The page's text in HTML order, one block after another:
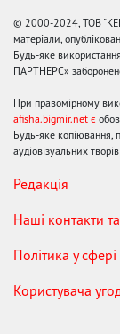
© 2000-2024, ТОВ
матеріали,
Будь-яке
ПАРТНЕРС»
При правомірному
afisha.bigmir.net є
Будь-яке копіювання,
аудіовізуальних
Редакція
Наші контакти
Політика у
Користувача